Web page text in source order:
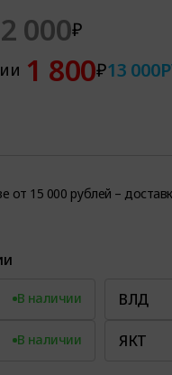
2 000₽
1 800₽13 000
от 15 000 рублей –
В наличии ВЛД
В наличии ЯКТ